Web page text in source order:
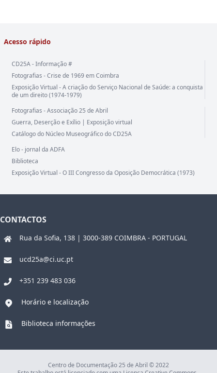
Acesso rápido
CD25A - Informação #
Fotografias - Crise de 1969 em Coimbra
Exposição Virtual - A criação do Serviço Nacional de Saúde: a conquista
de um direito (1974-1979)
Fotografias - Associação 25 de Abril
Guerra, Deserção e Exílio | Exposição virtual
Catálogo do Núcleo Museográfico do CD25A
Elo - jornal da ADFA
Biblioteca
Exposição Virtual - O III Congresso da Oposição Democrática (1973)
CONTACTOS
Rua da Sofia, 138 | 3000-389 COIMBRA - PORTUGAL
ucd25a@ci.uc.pt
+351 239 483 036
Horário e localização
Biblioteca informações
Centro de Documentação 25 de Abril © 2022